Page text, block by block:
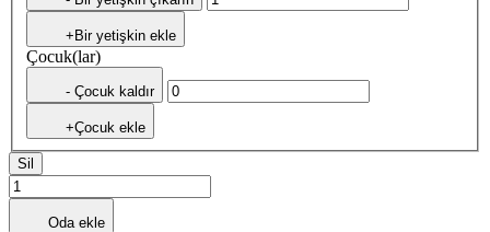
+Bir yetişkin ekle
Çocuk(lar)
- Çocuk kaldır
+Çocuk ekle
Sil
Oda ekle